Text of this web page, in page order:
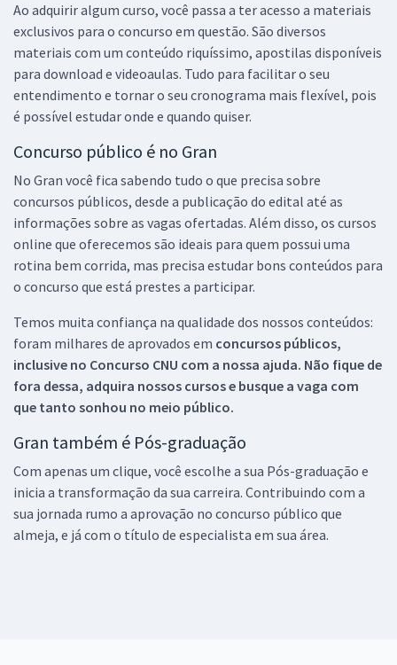
Ao adquirir algum curso, você passa a ter acesso a materiais
exclusivos para o concurso em questão. São diversos
materiais com um conteúdo riquíssimo, apostilas disponíveis
para download e videoaulas. Tudo para facilitar o seu
entendimento e tornar o seu cronograma mais flexível, pois
é possível estudar onde e quando quiser.
Concurso público é no Gran
No Gran você fica sabendo tudo o que precisa sobre
concursos públicos, desde a publicação do edital até as
informações sobre as vagas ofertadas. Além disso, os cursos
online que oferecemos são ideais para quem possui uma
rotina bem corrida, mas precisa estudar bons conteúdos para
o concurso que está prestes a participar.
Temos muita confiança na qualidade dos nossos conteúdos:
foram milhares de aprovados em concursos públicos,
inclusive no Concurso CNU com a nossa ajuda. Não fique de
fora dessa, adquira nossos cursos e busque a vaga com
que tanto sonhou no meio público.
Gran também é Pós-graduação
Com apenas um clique, você escolhe a sua Pós-graduação e
inicia a transformação da sua carreira. Contribuindo com a
sua jornada rumo a aprovação no concurso público que
almeja, e já com o título de especialista em sua área.